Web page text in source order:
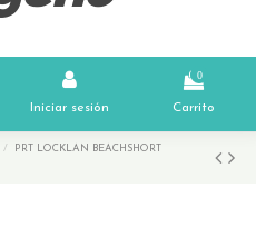
Iniciar sesión
0
Carrito
PRT LOCKLAN BEACHSHORT